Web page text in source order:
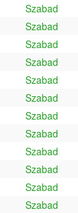
Szabad
Szabad
Szabad
Szabad
Szabad
Szabad
Szabad
Szabad
Szabad
Szabad
Szabad
Szabad